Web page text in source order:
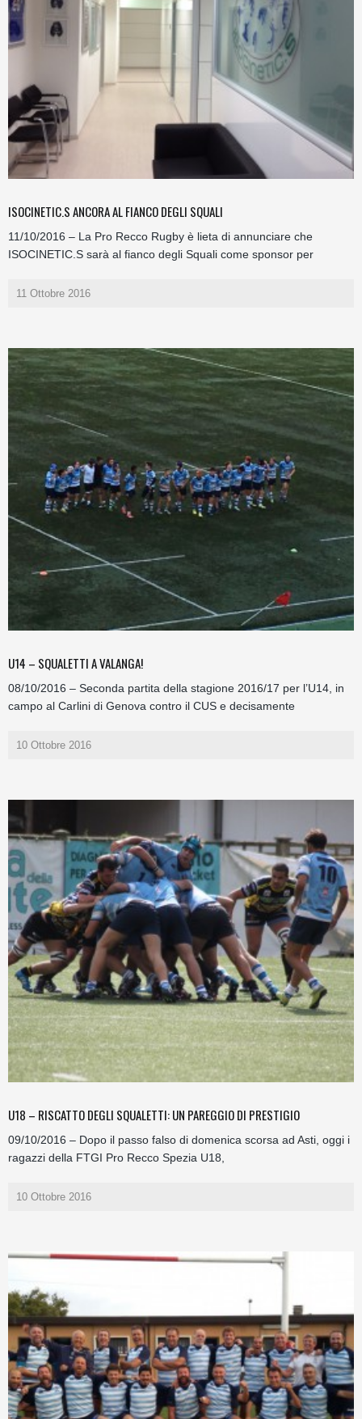
ISOCINETIC.S ANCORA AL FIANCO DEGLI SQUALI
11/10/2016 – La Pro Recco Rugby è lieta di annunciare che
ISOCINETIC.S sarà al fianco degli Squali come sponsor per
11 Ottobre 2016
U14 – SQUALETTI A VALANGA!
08/10/2016 – Seconda partita della stagione 2016/17 per l’U14, in
campo al Carlini di Genova contro il CUS e decisamente
10 Ottobre 2016
U18 – RISCATTO DEGLI SQUALETTI: UN PAREGGIO DI PRESTIGIO
09/10/2016 – Dopo il passo falso di domenica scorsa ad Asti, oggi i
ragazzi della FTGI Pro Recco Spezia U18,
10 Ottobre 2016